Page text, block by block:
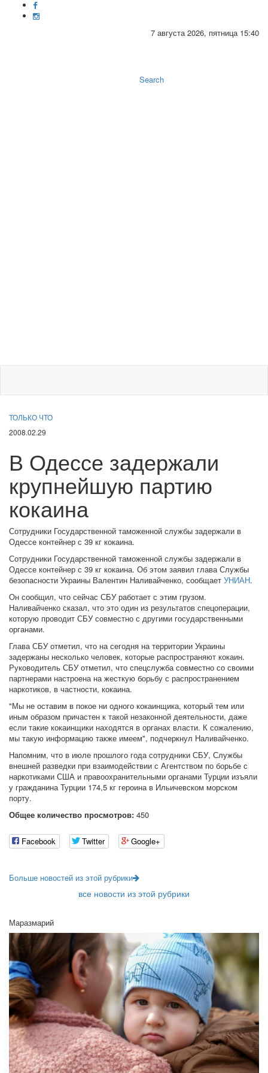
7 августа 2026, пятница 15:40
Search
ТОЛЬКО ЧТО
2008.02.29
В Одессе задержали
крупнейшую партию
кокаина
Сотрудники Государственной таможенной службы задержали в
Одессе контейнер с 39 кг кокаина.
Сотрудники Государственной таможенной службы задержали в
Одессе контейнер с 39 кг кокаина. Об этом заявил глава Службы
безопасности Украины Валентин Наливайченко, сообщает УНИАН.
Он сообщил, что сейчас СБУ работает с этим грузом.
Наливайченко сказал, что это один из результатов спецоперации,
которую проводит СБУ совместно с другими государственными
органами.
Глава СБУ отметил, что на сегодня на территории Украины
задержаны несколько человек, которые распространяют кокаин.
Руководитель СБУ отметил, что спецслужба совместно со своими
партнерами настроена на жесткую борьбу с распространением
наркотиков, в частности, кокаина.
"Мы не оставим в покое ни одного кокаинщика, который тем или
иным образом причастен к такой незаконной деятельности, даже
если такие кокаинщики находятся в органах власти. К сожалению,
мы такую информацию также имеем", подчеркнул Наливайченко.
Напомним, что в июле прошлого года сотрудники СБУ, Службы
внешней разведки при взаимодействии с Агентством по борьбе с
наркотиками США и правоохранительными органами Турции изъяли
у гражданина Турции 174,5 кг героина в Ильичевском морском
порту.
Общее количество просмотров: 450
Facebook Twitter Google+
Больше новостей из этой рубрики
все новости из этой рубрики
Маразмарий